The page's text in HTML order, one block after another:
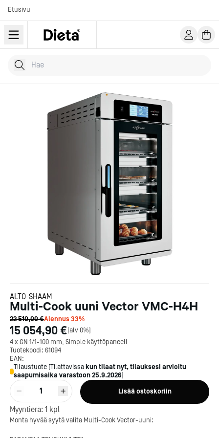
Etusivu
Hae tuotteita
Kirjoita hakusana...
ALTO-SHAAM
Multi-Cook uuni Vector VMC-H4H
22 510,00 €Alennus33%
15 054,90 €[alv 0%]
4 x GN 1/1-100 mm, Simple käyttöpaneeli
Tuotekoodi: 61094
EAN:
Tilaustuote [Tilattavissa kun tilaat nyt, tilauksesi arvioitu
saapumisaika varastoon25.9.2026]
1 Lisää ostoskoriin
Myyntierä: 1 kpl
Monta hyvää syytä valita Multi-Cook Vector-uuni: